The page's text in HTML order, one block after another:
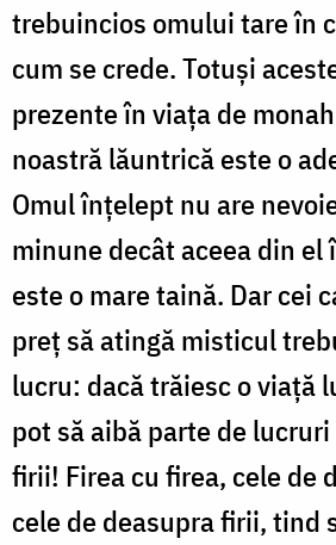
trebuincios omului tare în
cum se crede. Totuşi
prezente în viaţa de
noastră lăuntrică este o
Omul înţelept nu are
minune decât aceea din el
este o mare taină. Dar cei
preţ să atingă misticul
lucru: dacă trăiesc o viaţă
pot să aibă parte de
firii! Firea cu firea, cele de
cele de deasupra firii, tind